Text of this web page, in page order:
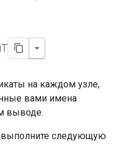
на каждом узле,
вами имена
выводе.
выполните следующую